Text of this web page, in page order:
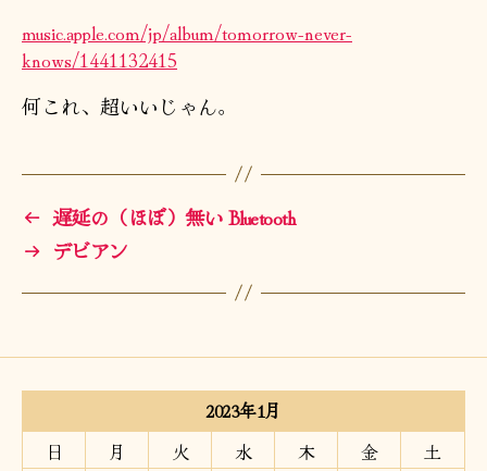
music.apple.com/jp/album/tomorrow-never-
knows/1441132415
何これ、超いいじゃん。
← 遅延の（ほぼ）無い Bluetooth
→ デビアン
2023年1月
日
月 火 水 木 金
土